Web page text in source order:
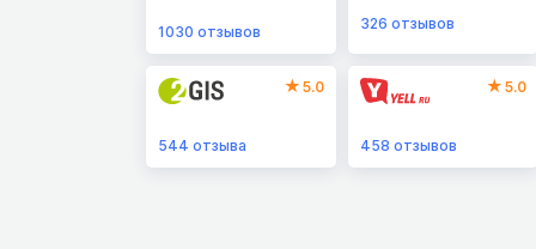
1030 отзывов 326 отзывов
5.0
544 отзыва
5.0
458 отзывов